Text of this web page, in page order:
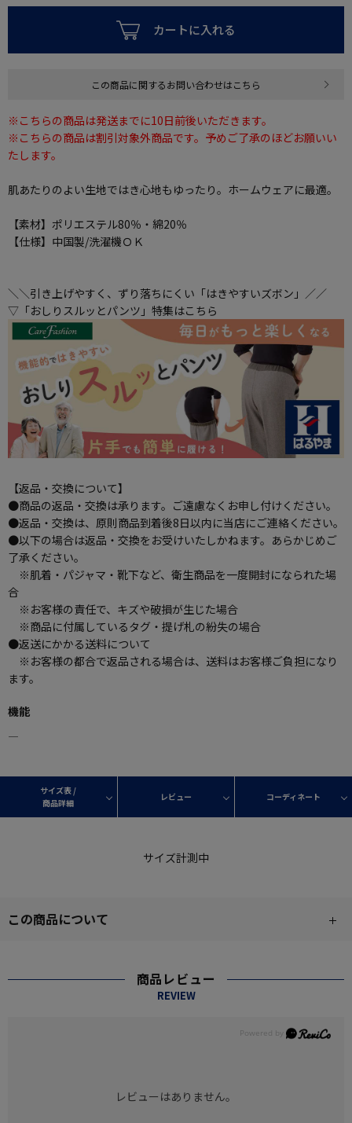
カートに入れる
この商品に関するお問い合わせはこちら
※こちらの商品は発送までに10日前後いただきます。
※こちらの商品は割引対象外商品です。予めご了承のほどお願いい
たします。
肌あたりのよい生地ではき心地もゆったり。ホームウェアに最適。
【素材】ポリエステル80％・綿20％
【仕様】中国製/洗濯機ＯＫ
＼＼引き上げやすく、ずり落ちにくい「はきやすいズボン」／／
▽「おしりスルッとパンツ」特集はこちら
【返品・交換について】
●商品の返品・交換は承ります。ご遠慮なくお申し付けください。
●返品・交換は、原則商品到着後8日以内に当店にご連絡ください。
●以下の場合は返品・交換をお受けいたしかねます。あらかじめご
了承ください。
※肌着・パジャマ・靴下など、衛生商品を一度開封になられた場
合
※お客様の責任で、キズや破損が生じた場合
※商品に付属しているタグ・提げ札の紛失の場合
●返送にかかる送料について
※お客様の都合で返品される場合は、送料はお客様ご負担になり
ます。
機能
―
サイズ表 /
商品詳細
レビュー コーディネート
サイズ計測中
この商品について
商品レビュー
REVIEW
レビューはありません。